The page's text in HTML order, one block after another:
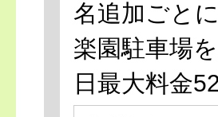
名追加ごと
楽園駐車場
日最大料金